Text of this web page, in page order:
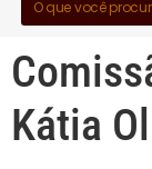
Kátia